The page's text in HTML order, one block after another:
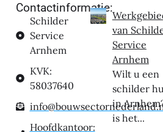
Contactinformatie:
Schilder
Service
Arnhem
KVK:
58037640
Hoofdkantoor:
van
Service
Arnhem
Wilt u een
schilder
in
is het...